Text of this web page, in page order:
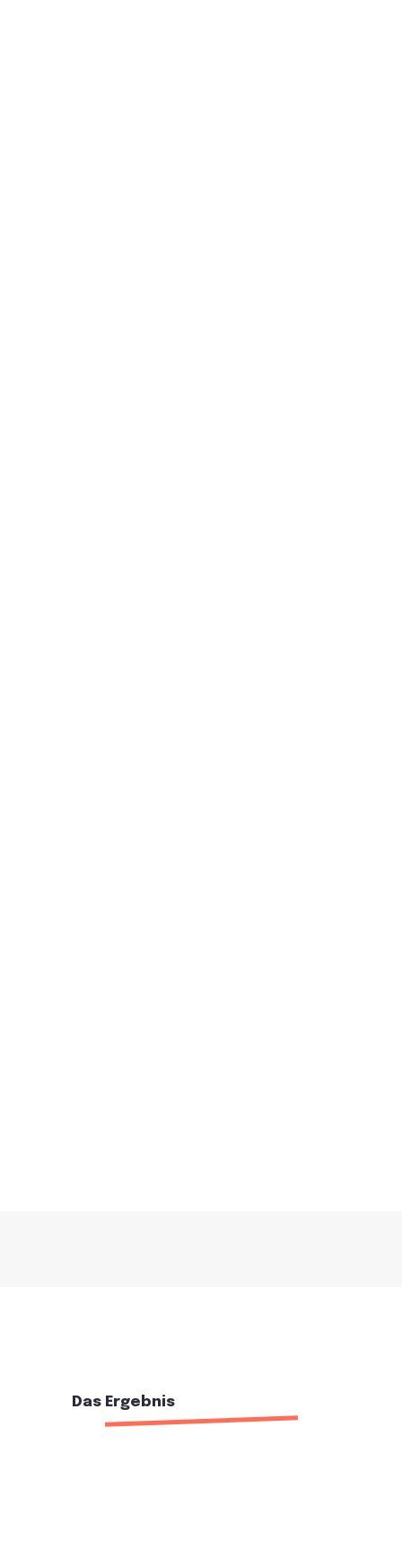
Das Ergebnis